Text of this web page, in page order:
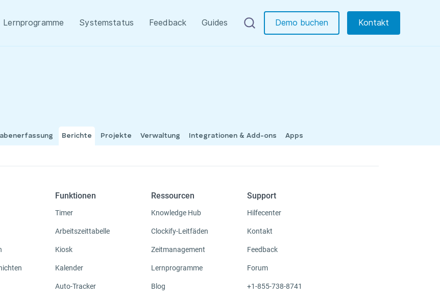
Lernprogramme Systemstatus Feedback Guides Demo buchen Kontakt
Integrationen & Add-ons
Berichte Projekte Verwaltung Apps
Funktionen
Timer
Arbeitszeittabelle
Kiosk
Kalender
Auto-Tracker
Ressourcen
Knowledge Hub
Clockify-Leitfäden
Zeitmanagement
Lernprogramme
Blog
Support
Hilfecenter
Kontakt
Feedback
Forum
+1-855-738-8741